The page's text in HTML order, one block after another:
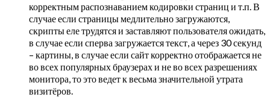
корректным распознаванием кодировки страниц и т.п. В
случае если страницы медлительно загружаются,
скрипты еле трудятся и заставляют пользователя ожидать,
в случае если сперва загружается текст, а через 30 секунд
– картины, в случае если сайт корректно отображается не
во всех популярных браузерах и не во всех разрешениях
монитора, то это ведет к весьма значительной утрата
визитёров.